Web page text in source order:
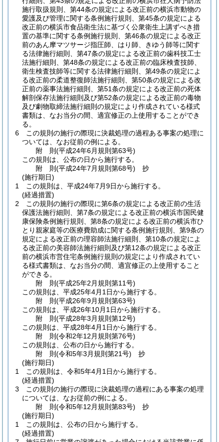
施行取扱規則、第44条の規定による改正前の横浜市動物の
愛護及び管理に関する条例施行規則、第45条の規定による
改正前の横浜市食品衛生法に基づく公衆衛生上講ずべき措
置の基準に関する条例施行規則、第46条の規定による改正
前のあん摩マツサージ指圧師、はり師、きゆう師等に関す
る法律施行細則、第47条の規定による改正前の歯科技工士
法施行細則、第48条の規定による改正前の臨床検査技師、
衛生検査技師等に関する法律施行細則、第49条の規定によ
る改正前の柔道整復師法施行細則、第50条の規定による改
正前の薬事法施行細則、第51条の規定による改正前の死体
解剖保存法施行細則及び第52条の規定による改正前の毒物
及び劇物取締法施行細則の規定により作成されている様式
書類は、なお当分の間、適宜修正の上使用することができ
る。
6
この規則の施行の際現に決裁処理の過程ある事案の処理に
ついては、なお従前の例による。
附 則(平成24年6月規則第63号)
この規則は、公布の日から施行する。
附 則(平成24年7月規則第68号) 抄
(施行期日)
1
この規則は、平成24年7月9日から施行する。
(経過措置)
2
この規則の施行の際現に第6条の規定による改正前の生活
保護法施行細則、第7条の規定による改正前の横浜市国民健
康保険条例施行規則、第8条の規定による改正前の横浜市ひ
とり親家庭等の医療費助成に関する条例施行規則、第9条の
規定による改正前の理容師法施行細則、第10条の規定によ
る改正前の美容師法施行細則及び第12条の規定による改正
前の横浜市営住宅条例施行規則の規定により作成されてい
る様式書類は、なお当分の間、適宜修正の上使用すること
ができる。
附 則(平成25年2月規則第11号)
この規則は、平成25年4月1日から施行する。
附 則(平成26年9月規則第63号)
この規則は、平成26年10月1日から施行する。
附 則(平成28年3月規則第12号)
この規則は、平成28年4月1日から施行する。
附 則(令和2年12月規則第76号)
この規則は、公布の日から施行する。
附 則(令和5年3月規則第21号) 抄
(施行期日)
1
この規則は、令和5年4月1日から施行する。
(経過措置)
3
この規則の施行の際現に決裁処理の過程にある事案の処理
については、なお従前の例による。
附 則(令和5年12月規則第83号) 抄
(施行期日)
1
この規則は、公布の日から施行する。
(経過措置)